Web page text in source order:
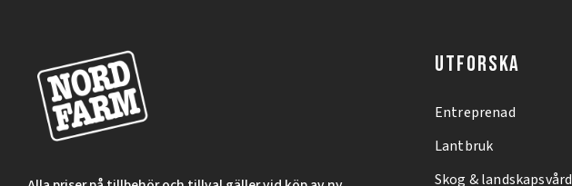
UTFORSKA
Entreprenad
Lantbruk
Skog & landskapsvård